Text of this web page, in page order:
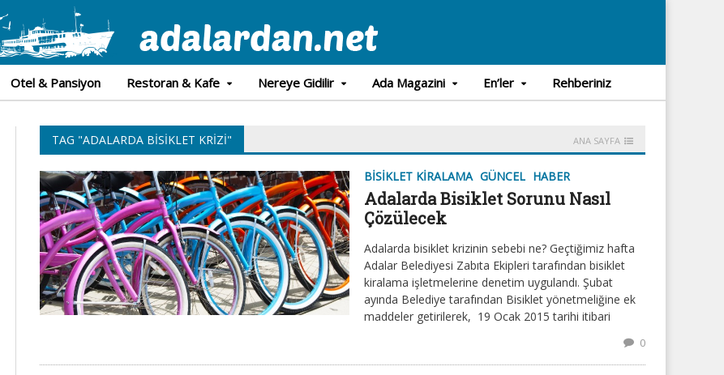
Otel & Pansiyon Restoran & Kafe Nereye Gidilir Ada Magazini En’ler Rehberiniz
TAG "ADALARDA BISIKLET KRIZI" ANA SAYFA
BISIKLET KIRALAMA GÜNCEL HABER
Adalarda Bisiklet Sorunu Nasıl
Çözülecek
Adalarda bisiklet krizinin sebebi ne? Geçtiğimiz hafta
Adalar Belediyesi Zabıta Ekipleri tarafından bisiklet
kiralama işletmelerine denetim uygulandı. Şubat
ayında Belediye tarafından Bisiklet yönetmeliğine ek
maddeler getirilerek, 19 Ocak 2015 tarihi itibari
0